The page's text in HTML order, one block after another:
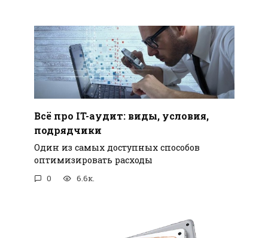
Всё про IT-аудит: виды, условия,
подрядчики
Один из самых доступных способов
оптимизировать расходы
0 6.6к.